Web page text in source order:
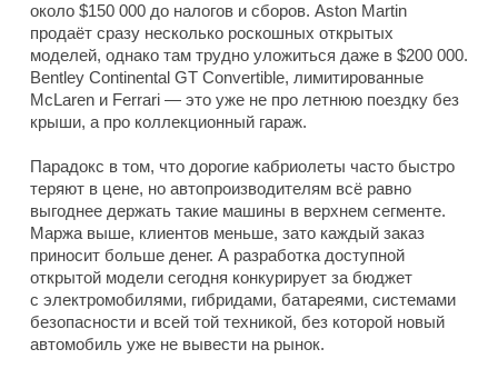
около $150 000 до налогов и сборов. Aston Martin
продаёт сразу несколько роскошных открытых
моделей, однако там трудно уложиться даже в $200 000.
Bentley Continental GT Convertible, лимитированные
McLaren и Ferrari — это уже не про летнюю поездку без
крыши, а про коллекционный гараж.
Парадокс в том, что дорогие кабриолеты часто быстро
теряют в цене, но автопроизводителям всё равно
выгоднее держать такие машины в верхнем сегменте.
Маржа выше, клиентов меньше, зато каждый заказ
приносит больше денег. А разработка доступной
открытой модели сегодня конкурирует за бюджет
с электромобилями, гибридами, батареями, системами
безопасности и всей той техникой, без которой новый
автомобиль уже не вывести на рынок.